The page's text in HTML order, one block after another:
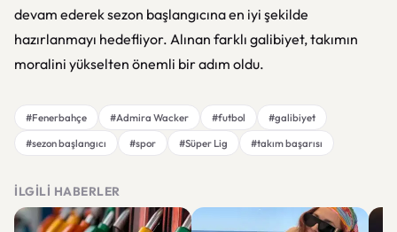
devam ederek sezon başlangıcına en iyi şekilde
hazırlanmayı hedefliyor. Alınan farklı galibiyet, takımın
moralini yükselten önemli bir adım oldu.
#Fenerbahçe #Admira Wacker #futbol
#galibiyet
#sezon başlangıcı
#spor #Süper Lig #takım başarısı
İLGILI HABERLER